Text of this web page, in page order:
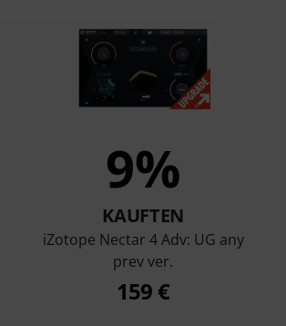
9%
KAUFTEN
iZotope Nectar 4 Adv: UG any
prev ver.
159 €